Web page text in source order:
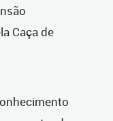
Caça de